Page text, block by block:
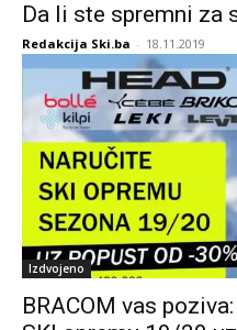
Da li ste spremni za
Redakcija Ski.ba - 18.11.2019
Izdvojeno
BRACOM vas